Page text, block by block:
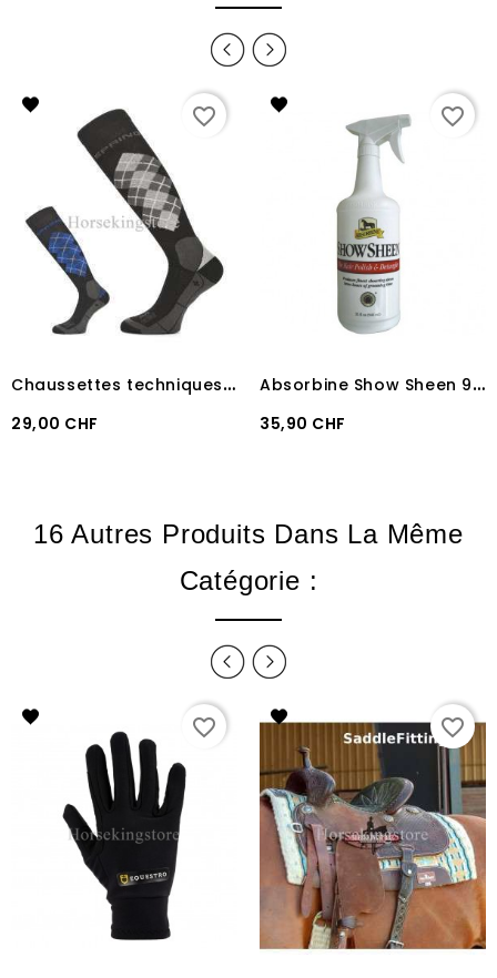
favorite_border
C
haussettes techniques Automne - Hiver
Prix
29,00 CHF
favorite_border
A
bsorbine Show Sheen 946 ml
Prix
35,90 CHF
16 Autres Produits Dans La Même
Catégorie :
favorite_border favorite_border